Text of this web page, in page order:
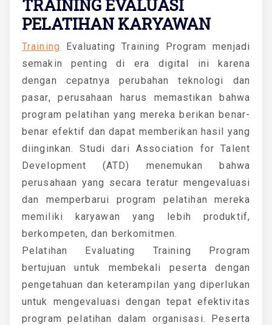
TRAINING EVALUASI
PELATIHAN KARYAWAN
Training Evaluating Training Program menjadi
semakin penting di era digital ini karena
dengan cepatnya perubahan teknologi dan
pasar, perusahaan harus memastikan bahwa
program pelatihan yang mereka berikan benar-
benar efektif dan dapat memberikan hasil yang
diinginkan. Studi dari Association for Talent
Development (ATD) menemukan bahwa
perusahaan yang secara teratur mengevaluasi
dan memperbarui program pelatihan mereka
memiliki karyawan yang lebih produktif,
berkompeten, dan berkomitmen.
Pelatihan Evaluating Training Program
bertujuan untuk membekali peserta dengan
pengetahuan dan keterampilan yang diperlukan
untuk mengevaluasi dengan tepat efektivitas
program pelatihan dalam organisasi. Peserta